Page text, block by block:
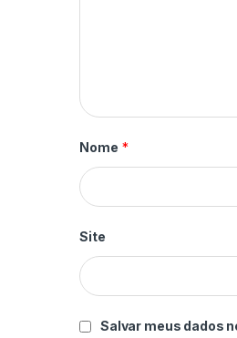
Nome *
Site
Salvar meus dados